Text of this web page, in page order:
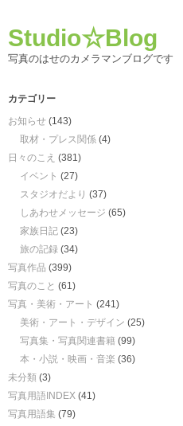
Studio☆Blog
写真のはせのカメラマンブログです
カテゴリー
お知らせ (143)
取材・プレス関係 (4)
日々のこえ (381)
イベント (27)
スタジオだより (37)
しあわせメッセージ (65)
家族日記 (23)
旅の記録 (34)
写真作品 (399)
写真のこと (61)
写真・美術・アート (241)
美術・アート・デザイン (25)
写真集・写真関連書籍 (99)
本・小説・映画・音楽 (36)
未分類 (3)
写真用語INDEX (41)
写真用語集 (79)